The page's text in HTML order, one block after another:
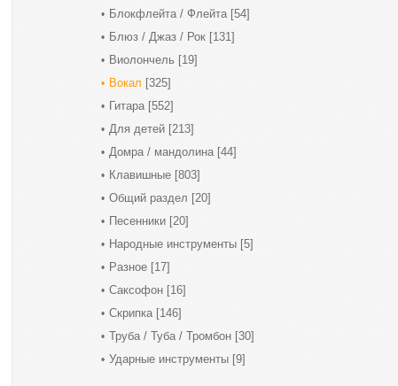
Блокфлейта / Флейта [54]
Блюз / Джаз / Рок [131]
Виолончель [19]
Вокал [325]
Гитара [552]
Для детей [213]
Домра / мандолина [44]
Клавишные [803]
Общий раздел [20]
Песенники [20]
Народные инструменты [5]
Разное [17]
Саксофон [16]
Скрипка [146]
Труба / Туба / Тромбон [30]
Ударные инструменты [9]